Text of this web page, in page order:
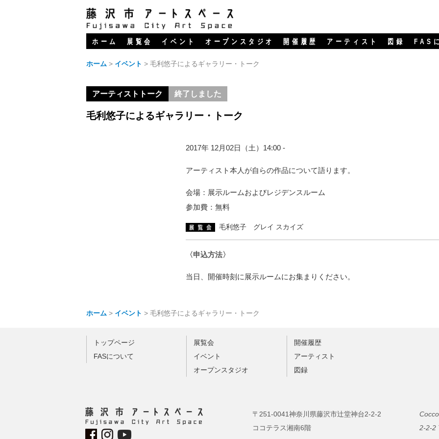
ホーム 展覧会 イベント オープンスタジオ 開催履歴 アーティスト 図録 FAS
ホーム > イベント > 毛利悠子によるギャラリー・トーク
アーティストトーク 終了しました
毛利悠子によるギャラリー・トーク
2017年 12月02日（土）14:00 -
アーティスト本人が自らの作品について語ります。
会場：展示ルームおよびレジデンスルーム
参加費：無料
毛利悠子 グレイ スカイズ
〈申込方法〉
当日、開催時刻に展示ルームにお集まりください。
ホーム > イベント > 毛利悠子によるギャラリー・トーク
トップページ
FASについて
展覧会
イベント
オープンスタジオ
開催履歴
アーティスト
図録
〒251-0041神奈川県藤沢市辻堂神台2-2-2
ココテラス湘南6階
2-2-2